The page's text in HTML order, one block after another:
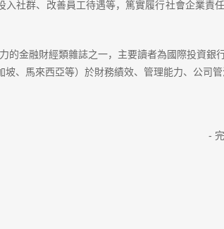
入社群、改善員工待遇等，篤實履行社會企業
的金融財經類雜誌之一，主要讀者為國際投資
坡、馬來西亞等）於財務績效、管理能力、公司
-